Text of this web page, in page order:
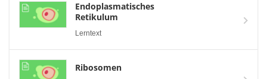
Endoplasmatisches
Retikulum
Lerntext
Ribosomen